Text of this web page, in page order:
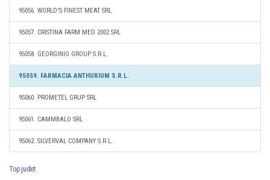
95056. WORLD'S FINEST MEAT SRL
95057. CRISTINA FARM MED 2002 SRL
95058. GEORGINIO GROUP S.R.L.
95059. FARMACIA ANTHURIUM S.R.L.
95060. PROMETEL GRUP SRL
95061. CAMMBALO SRL
95062. SILVERVAL COMPANY S.R.L.
Top judet